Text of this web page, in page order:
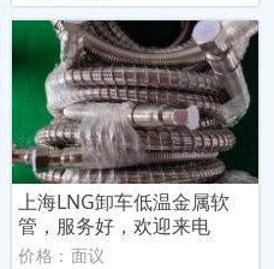
上海LNG卸车低温金属软
管，服务好，欢迎来电
价格：面议